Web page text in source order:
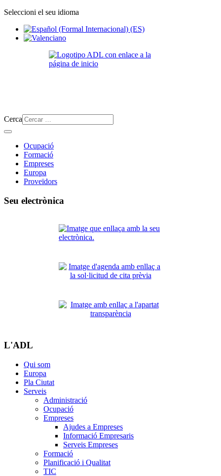
Seleccioni el seu idioma
Cerca
Ocupació
Formació
Empreses
Europa
Proveïdors
Seu electrònica
L'ADL
Qui som
Europa
Pla Ciutat
Serveis
Administració
Ocupació
Empreses
Ajudes a Empreses
Informació Empresaris
Serveis Empreses
Formació
Planificació i Qualitat
TIC